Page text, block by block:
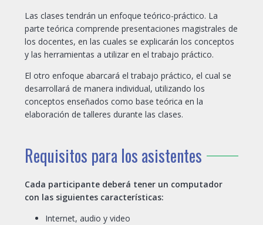
Las clases tendrán un enfoque teórico-práctico. La
parte teórica comprende presentaciones magistrales de
los docentes, en las cuales se explicarán los conceptos
y las herramientas a utilizar en el trabajo práctico.
El otro enfoque abarcará el trabajo práctico, el cual se
desarrollará de manera individual, utilizando los
conceptos enseñados como base teórica en la
elaboración de talleres durante las clases.
Requisitos para los asistentes
Cada participante deberá tener un computador
con las siguientes características:
Internet, audio y video